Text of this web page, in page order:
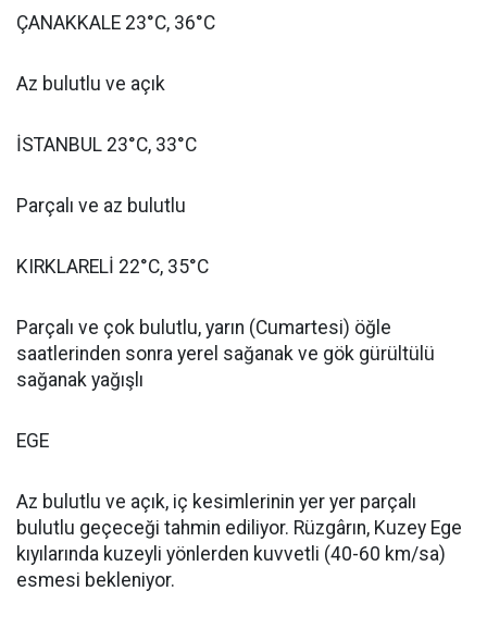
ÇANAKKALE 23°C, 36°C
Az bulutlu ve açık
İSTANBUL 23°C, 33°C
Parçalı ve az bulutlu
KIRKLARELİ 22°C, 35°C
Parçalı ve çok bulutlu, yarın (Cumartesi) öğle
saatlerinden sonra yerel sağanak ve gök gürültülü
sağanak yağışlı
EGE
Az bulutlu ve açık, iç kesimlerinin yer yer parçalı
bulutlu geçeceği tahmin ediliyor. Rüzgârın, Kuzey Ege
kıyılarında kuzeyli yönlerden kuvvetli (40-60 km/sa)
esmesi bekleniyor.